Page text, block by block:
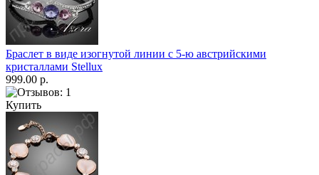
Браслет в виде изогнутой линии с 5-ю австрийскими
кристаллами Stellux
999.00 р.
Купить